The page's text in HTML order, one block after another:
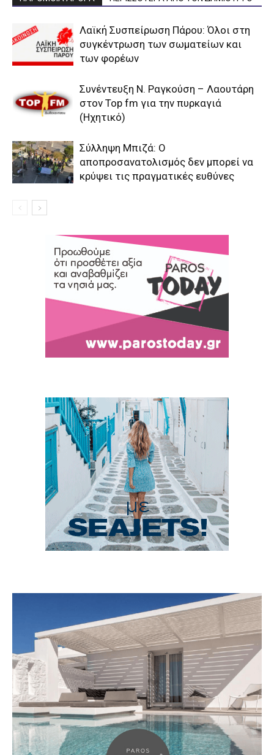
Λαϊκή Συσπείρωση Πάρου: Όλοι στη
συγκέντρωση των σωματείων και
των φορέων
Συνέντευξη Ν. Ραγκούση – Λαουτάρη
στον Top fm για την πυρκαγιά
(Ηχητικό)
Σύλληψη Μπιζά: Ο
αποπροσανατολισμός δεν μπορεί να
κρύψει τις πραγματικές ευθύνες